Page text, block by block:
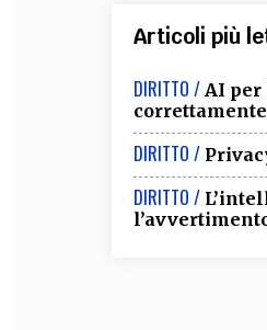
Articoli più
DIRITTO / AI
correttamente
DIRITTO /
DIRITTO /